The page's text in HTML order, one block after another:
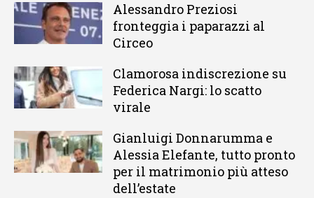
Alessandro Preziosi
fronteggia i paparazzi al
Circeo
Clamorosa indiscrezione su
Federica Nargi: lo scatto
virale
Gianluigi Donnarumma e
Alessia Elefante, tutto pronto
per il matrimonio più atteso
dell’estate